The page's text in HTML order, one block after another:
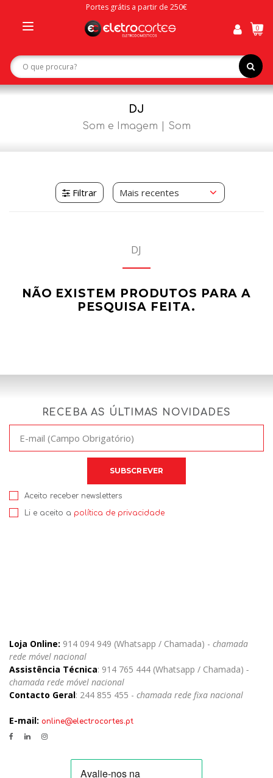
Portes grátis a partir de 250€
navigation
0
DJ
Som e Imagem Som
Filtrar
DJ
NÃO EXISTEM PRODUTOS PARA A
PESQUISA FEITA.
RECEBA AS ÚLTIMAS NOVIDADES
Aceito receber newsletters
Li e aceito a política de privacidade
Loja Online: 914 094 949 (Whatsapp / Chamada) - chamada
rede móvel nacional
Assistência Técnica: 914 765 444 (Whatsapp / Chamada) -
chamada rede móvel nacional
Contacto Geral: 244 855 455 - chamada rede fixa nacional
E-mail: online@electrocortes.pt